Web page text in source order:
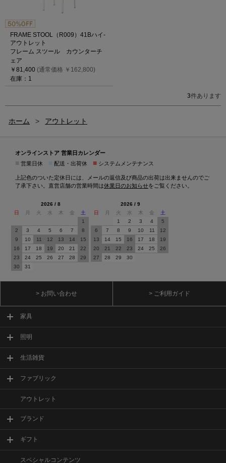
FRAME STOOL（R009）41Bハイ-
アウトレット
フレーム スツール カウンターチ
ェア
￥81,400 (通常価格 ￥162,800)
在庫：1
3件あります
ホーム > アウトレット
オンラインストア 営業日カレンダー
営業日休 配送・出荷休 ■ システムメンテナンス
上記色のついた定休日には、メールの返信及び商品の出荷は出来ませんのでご
了承下さい。直営店舗の営業時間は休業日のお知らせをご覧ください。
2026 / 8
日
月 火 水 木 金
土
1
2
3 4 5 6 7
8
9
10 11 12 13 14
15
16
17 18 19 20 21
22
23
24 25 26 27 28
29
30
31
2026 / 9
日
月 火 水 木 金
土
1
2 3 4
5
6
7 8 9 10 11
12
13
14 15 16 17 18
19
20
21 22 23 24 25
26
27
28 29 30
> お問い合わせ > ご利用ガイド
家具
照明
生活雑貨
ファブリック
アウトレット
ブランド
ギフト
スペシャルコンテンツ